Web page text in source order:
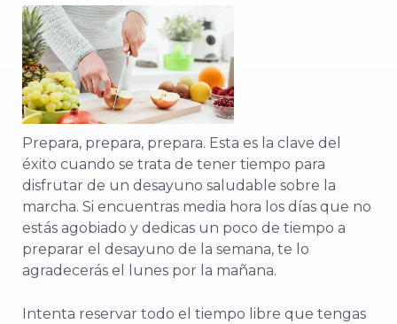
Prepara, prepara, prepara. Esta es la clave del
éxito cuando se trata de tener tiempo para
disfrutar de un desayuno saludable sobre la
marcha. Si encuentras media hora los días que no
estás agobiado y dedicas un poco de tiempo a
preparar el desayuno de la semana, te lo
agradecerás el lunes por la mañana.
Intenta reservar todo el tiempo libre que tengas